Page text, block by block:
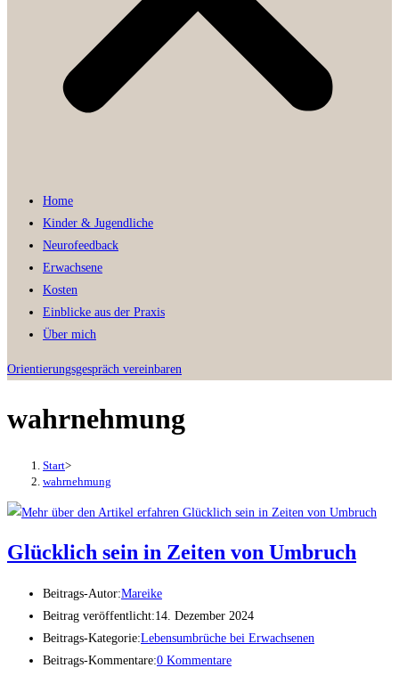
Home
Kinder & Jugendliche
Neurofeedback
Erwachsene
Kosten
Einblicke aus der Praxis
Über mich
Orientierungsgespräch vereinbaren
wahrnehmung
Start>
wahrnehmung
Glücklich sein in Zeiten von Umbruch
Beitrags-Autor:Mareike
Beitrag veröffentlicht:14. Dezember 2024
Beitrags-Kategorie:Lebensumbrüche bei Erwachsenen
Beitrags-Kommentare:0 Kommentare